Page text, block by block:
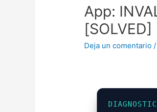
App:
[SOLVED]
Deja un comentario /